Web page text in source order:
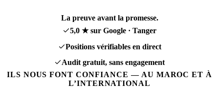
La preuve avant la promesse.
5,0 ★ sur Google · Tanger
Positions vérifiables en direct
Audit gratuit, sans engagement
ILS NOUS FONT CONFIANCE — AU MAROC ET À
L’INTERNATIONAL